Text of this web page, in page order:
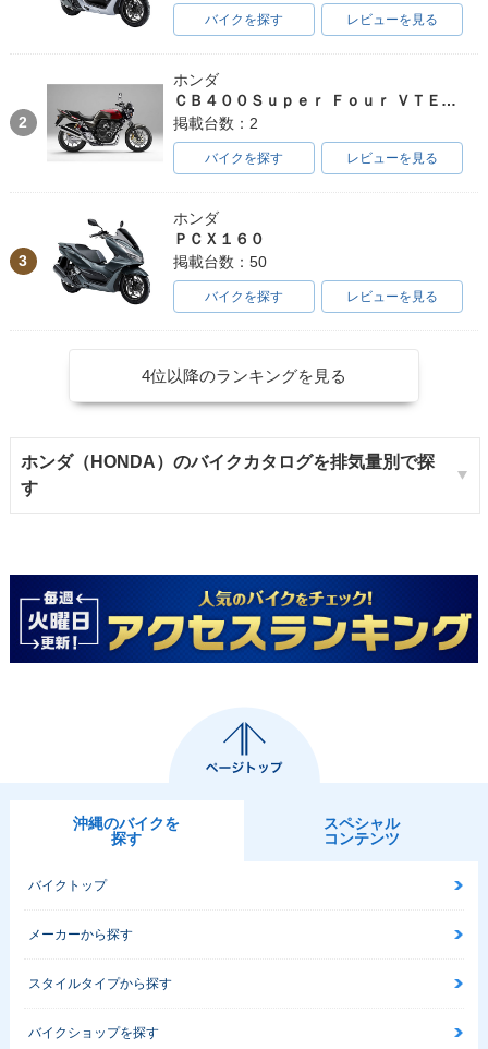
バイクを探す レビューを見る
2
ホンダ
ＣＢ４００Ｓｕｐｅｒ Ｆｏｕｒ ＶＴＥＣ ＳＰＥＣ３
掲載台数：2
バイクを探す レビューを見る
3
ホンダ
ＰＣＸ１６０
掲載台数：50
バイクを探す レビューを見る
4位以降のランキングを見る
ホンダ（HONDA）のバイクカタログを排気量別で探
す
沖縄のバイクを
探す
スペシャル
コンテンツ
バイクトップ
メーカーから探す
スタイルタイプから探す
バイクショップを探す